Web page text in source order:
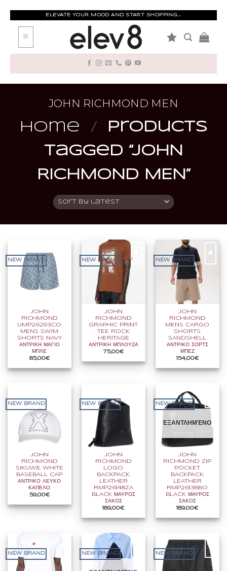
content
ELEVATE YOUR MOOD AND START SHOPPING...
JOHN RICHMOND MEN
Home /
Products
tagged “JOHN
RICHMOND MEN”
NEW BRAND
JOHN
RICHMOND
UMP26293CO
MENS SWIM
SHORTS NAVY
ΑΝΤΡΙΚΗ ΜΑΓΙΟ
ΜΠΛΕ
85,00€
NEW BRAND
JOHN
RICHMOND
GRAPHIC PRINT
TEE ROCK
HERITAGE
ΑΝΤΡΙΚΗ ΜΠΛΟΥΖΑ
75,00€
NEW BRAND
JOHN
RICHMOND
MENS CARGO
SHORTS
SANDSHELL
ΑΝΤΡΙΚΟ ΣΟΡΤΣ
ΜΠΕΖ
154,00€
NEW BRAND
JOHN
RICHMOND
SIKUWE WHITE
BASEBALL CAP
ΑΝΤΡΙΚΟ ΛΕΥΚΟ
ΚΑΠΕΛΟ
59,00€
NEW BRAND
JOHN
RICHMOND
LOGO
BACKPACK
LEATHER
RMP26148ZA
BLACK ΜΑΥΡΟΣ
ΣΑΚΟΣ
189,00€
NEW BRAND
ΕΞΑΝΤΛΗΜΈΝΟ
JOHN
RICHMOND ZIP
POCKET
BACKPACK
LEATHER
RMP26138BO
BLACK ΜΑΥΡΟΣ
ΣΑΚΟΣ
189,00€
NEW BRAND NEW BRAND NEW BRAND